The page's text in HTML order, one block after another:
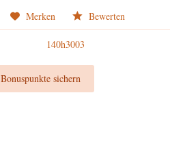
Merken Bewerten
140h3003
Bonuspunkte sichern